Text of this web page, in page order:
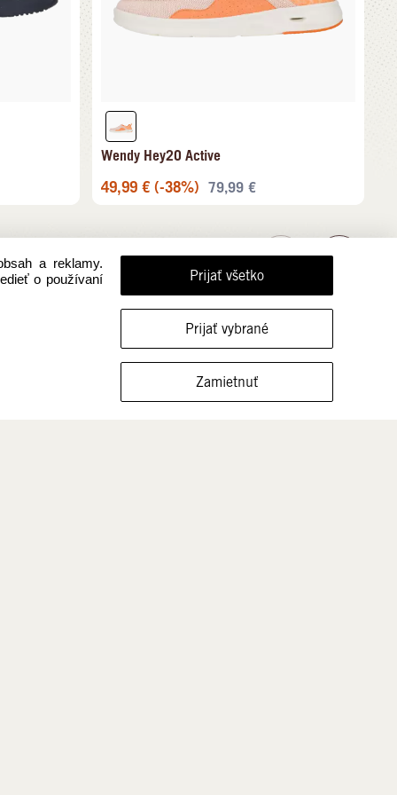
FILTROVAŤ VEĽKOSTI
Wendy Hey2O Active
49,99 € (-38%) 79,99 €
a reklamy.
o používaní
Prijať všetko
Prijať vybrané
Zamietnuť